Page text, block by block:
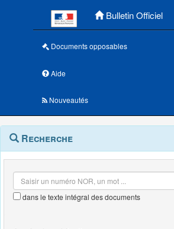
Bulletin Officiel
Documents opposables
Aide
Nouveautés
Navigation
outils
Menu
contextuel
Recherche
dans le texte intégral des documents